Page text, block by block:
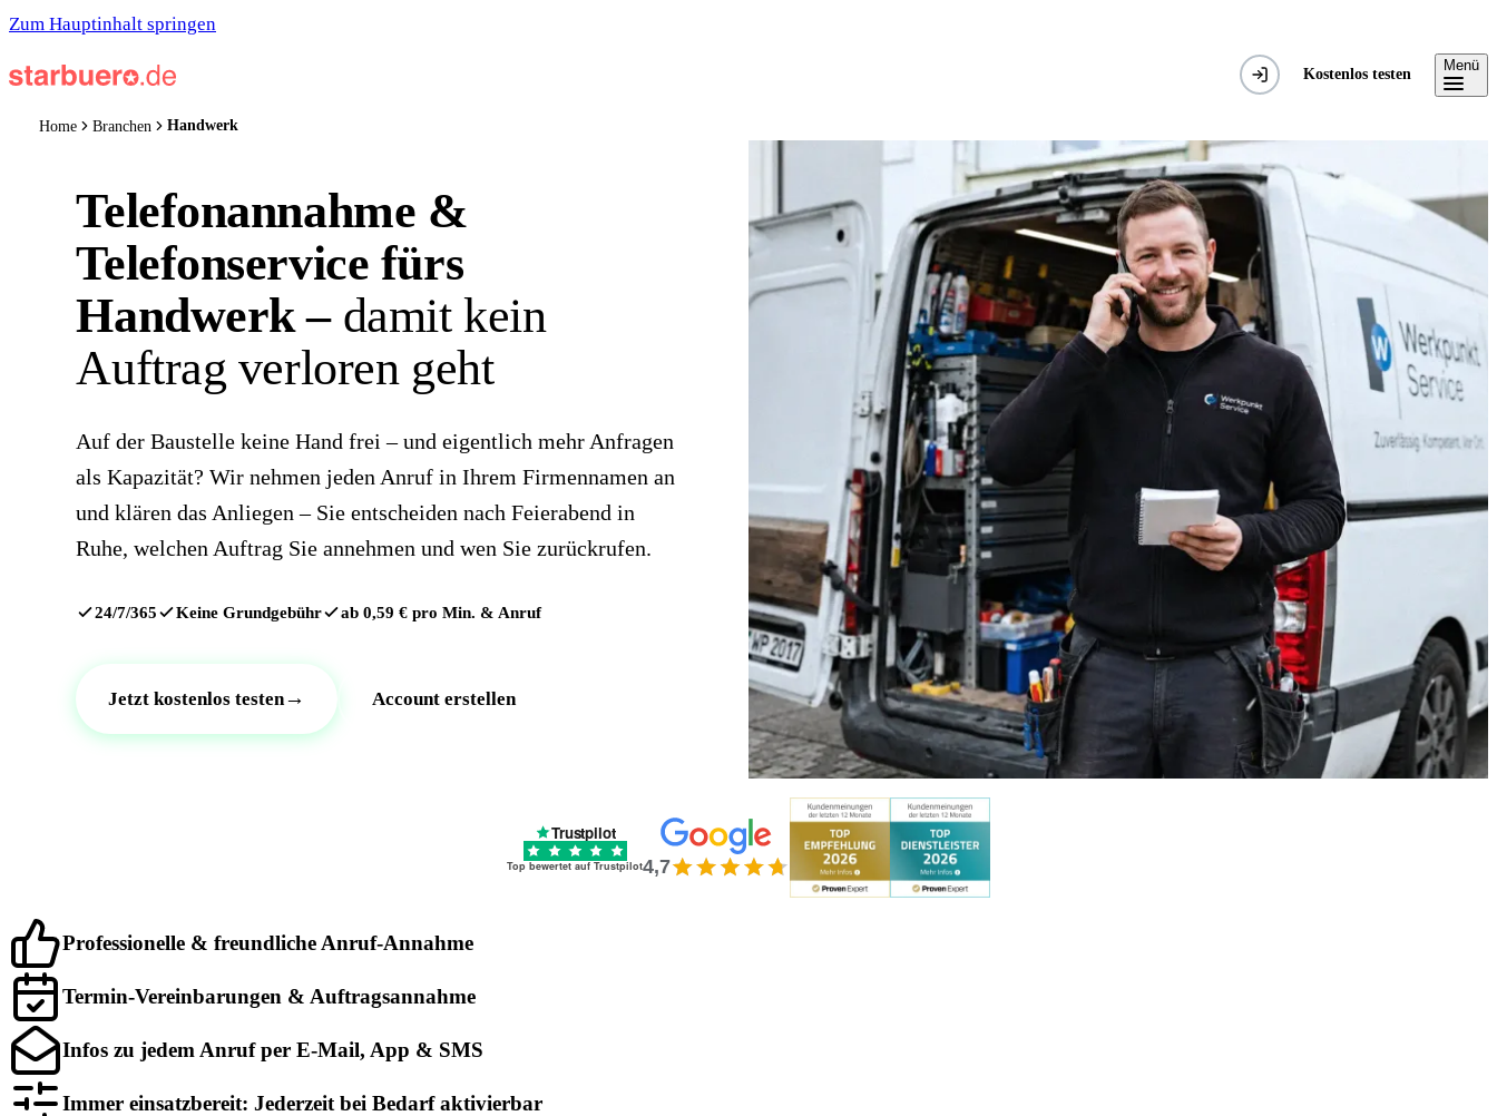
Zum Hauptinhalt springen
Kostenlos testen
Menü
Home Branchen Handwerk
Telefonannahme &
Telefonservice fürs
Handwerk –damit kein
Auftrag verloren geht
Auf der Baustelle keine Hand frei – und eigentlich mehr Anfragen
als Kapazität? Wir nehmen jeden Anruf in Ihrem Firmennamen an
und klären das Anliegen – Sie entscheiden nach Feierabend in
Ruhe, welchen Auftrag Sie annehmen und wen Sie zurückrufen.
24/7/365 Keine Grundgebühr ab 0,59 € pro Min. & Anruf
Jetzt kostenlos testen→ Account erstellen
Trustpilot
Top bewertet auf Trustpilot4,7
Professionelle & freundliche Anruf-Annahme
Termin-Vereinbarungen & Auftragsannahme
Infos zu jedem Anruf per E-Mail, App & SMS
Immer einsatzbereit: Jederzeit bei Bedarf aktivierbar